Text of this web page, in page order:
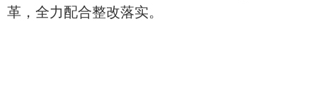
革，全力配合整改落实。